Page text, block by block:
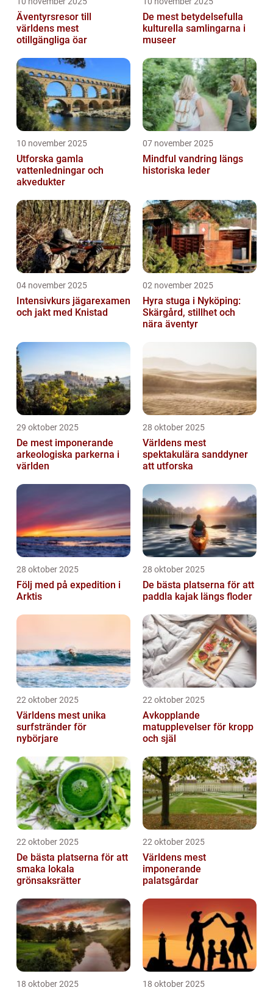
Äventyrsresor till
världens mest
otillgängliga öar
De mest betydelsefulla
kulturella samlingarna i
museer
10 november 2025
Utforska gamla
vattenledningar och
akvedukter
07 november 2025
Mindful vandring längs
historiska leder
04 november 2025
Intensivkurs jägarexamen
och jakt med Knistad
02 november 2025
Hyra stuga i Nyköping:
Skärgård, stillhet och
nära äventyr
29 oktober 2025
De mest imponerande
arkeologiska parkerna i
världen
28 oktober 2025
Världens mest
spektakulära sanddyner
att utforska
28 oktober 2025
Följ med på expedition i
Arktis
28 oktober 2025
De bästa platserna för att
paddla kajak längs floder
22 oktober 2025
Världens mest unika
surfstränder för
nybörjare
22 oktober 2025
Avkopplande
matupplevelser för kropp
och själ
22 oktober 2025
De bästa platserna för att
smaka lokala
grönsaksrätter
22 oktober 2025
Världens mest
imponerande
palatsgårdar
18 oktober 2025 18 oktober 2025